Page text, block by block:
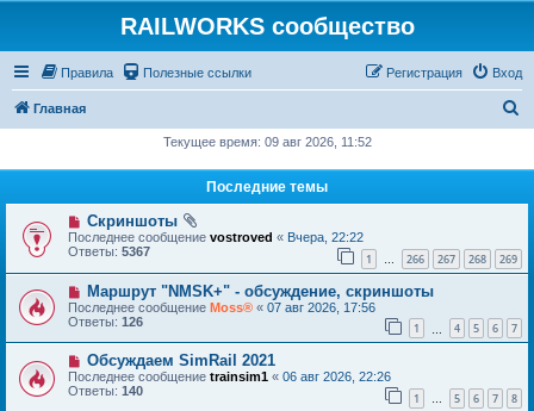
RAILWORKS сообщество
Правила Полезные ссылки Вход
Регистрация
Главная
Текущее время: 09 авг 2026, 11:52
Последние темы
Скриншоты
Последнее сообщение vostroved « Вчера, 22:22
Ответы: 5367 1 … 266 267 268 269
Маршрут "NMSK+" - обсуждение, скриншоты
Последнее сообщение Moss® « 07 авг 2026, 17:56
Ответы: 126 1 4 5 6 7
Обсуждаем SimRail 2021
Последнее сообщение trainsim1 « 06 авг 2026, 22:26
Ответы: 140 1 … 5 6 7 8